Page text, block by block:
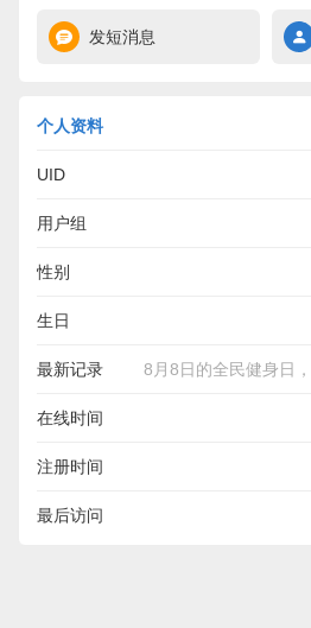
发短消息
个人资料
UID
用户组
性别
生日
最新记录 8月8日的全民健身日
在线时间
注册时间
最后访问